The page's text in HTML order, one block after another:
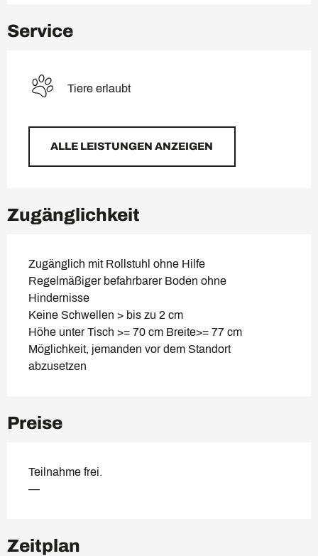
Service
Tiere erlaubt
ALLE LEISTUNGEN ANZEIGEN
Zugänglichkeit
Zugänglich mit Rollstuhl ohne Hilfe
Regelmäßiger befahrbarer Boden ohne
Hindernisse
Keine Schwellen > bis zu 2 cm
Höhe unter Tisch >= 70 cm Breite>= 77 cm
Möglichkeit, jemanden vor dem Standort
abzusetzen
Preise
Teilnahme frei.
—
Zeitplan